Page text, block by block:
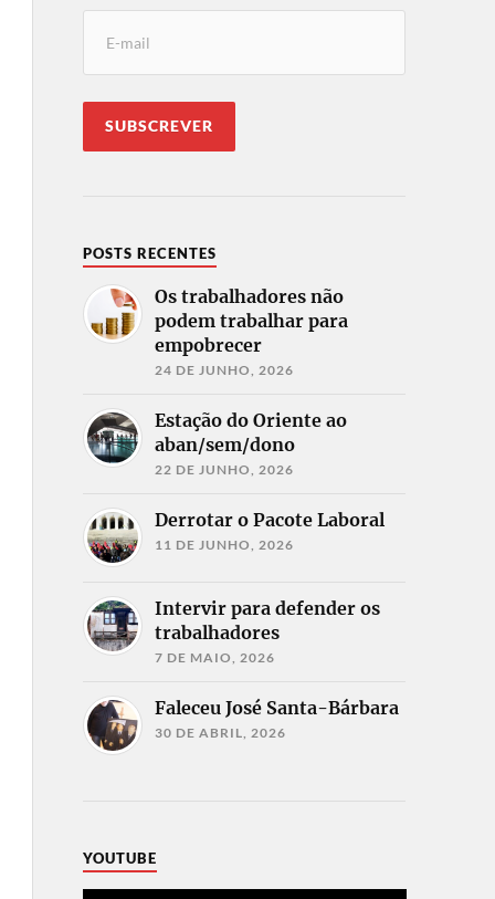
POSTS RECENTES
Os trabalhadores não
podem trabalhar para
empobrecer
24 DE JUNHO, 2026
Estação do Oriente ao
aban/sem/dono
22 DE JUNHO, 2026
Derrotar o Pacote Laboral
11 DE JUNHO, 2026
Intervir para defender os
trabalhadores
7 DE MAIO, 2026
Faleceu José Santa-Bárbara
30 DE ABRIL, 2026
YOUTUBE